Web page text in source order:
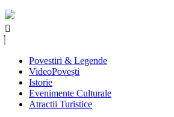
Povestiri & Legende
VideoPovești
Istorie
Evenimente Culturale
Atractii Turistice